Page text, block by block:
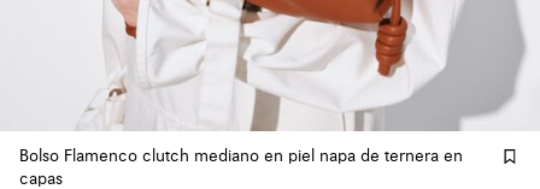
Bolso Flamenco clutch mediano en piel napa de ternera en
capas